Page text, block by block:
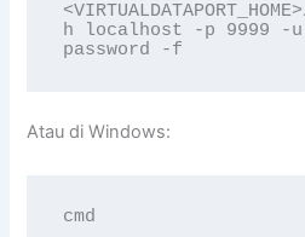
h localhost -p 9999 -u
password -f
Atau di Windows:
cmd